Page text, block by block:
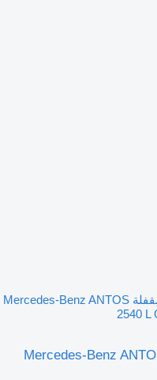
شاحنة مقفلة Mercedes-Benz ANTOS
2540 L
Mercedes-Benz